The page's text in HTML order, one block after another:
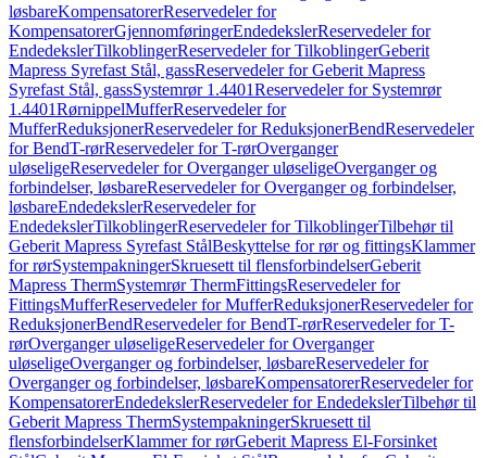
løsbareKompensatorerReservedeler for
KompensatorerGjennomføringerEndedekslerReservedeler for
EndedekslerTilkoblingerReservedeler for TilkoblingerGeberit
Mapress Syrefast Stål, gassReservedeler for Geberit Mapress
Syrefast Stål, gassSystemrør 1.4401Reservedeler for Systemrør
1.4401RørnippelMufferReservedeler for
MufferReduksjonerReservedeler for ReduksjonerBendReservedeler
for BendT-rørReservedeler for T-rørOverganger
uløseligeReservedeler for Overganger uløseligeOverganger og
forbindelser, løsbareReservedeler for Overganger og forbindelser,
løsbareEndedekslerReservedeler for
EndedekslerTilkoblingerReservedeler for TilkoblingerTilbehør til
Geberit Mapress Syrefast StålBeskyttelse for rør og fittingsKlammer
for rørSystempakningerSkruesett til flensforbindelserGeberit
Mapress ThermSystemrør ThermFittingsReservedeler for
FittingsMufferReservedeler for MufferReduksjonerReservedeler for
ReduksjonerBendReservedeler for BendT-rørReservedeler for T-
rørOverganger uløseligeReservedeler for Overganger
uløseligeOverganger og forbindelser, løsbareReservedeler for
Overganger og forbindelser, løsbareKompensatorerReservedeler for
KompensatorerEndedekslerReservedeler for EndedekslerTilbehør til
Geberit Mapress ThermSystempakningerSkruesett til
flensforbindelserKlammer for rørGeberit Mapress El-Forsinket